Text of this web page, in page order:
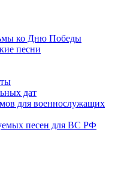
ко Дню Победы
песни
дат
для военнослужащих
песен для ВС РФ